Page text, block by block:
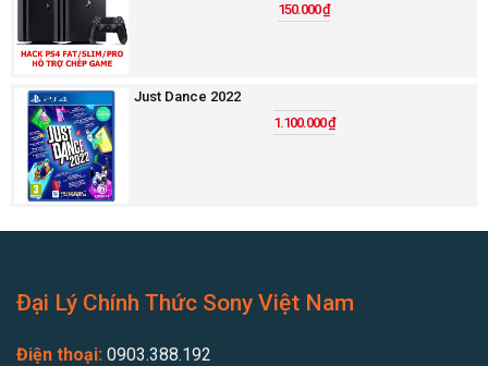
150.000₫
Just Dance 2022
1.100.000₫
Đại Lý Chính Thức Sony Việt Nam
Điện thoại: 0903.388.192